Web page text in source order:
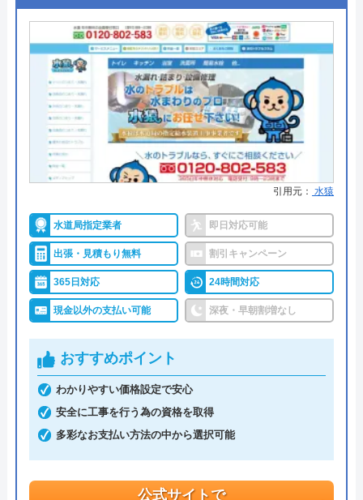
●支払い方法
現金・集金・銀行振込・クレジッ
トカード
●累計実績 ―
●保証・保険 最大5年の保証あり
詳細は公式HPでご確認ください
水の生活トラブル救急車がおすすめの理由
水の生活トラブル救急車は全国40都道府県を対応エ
リアとしており、またトイレやキッチン、お風呂な
ど水まわり設備全般の修理が可能な、誰でも相談し
やすい水道業者です。
水道局指定給水装置工事事業者であり、経験豊富な
熟練スタッフが訪問してくれるため、技術面に関し
ては信頼出来ますし、最短30分での駆けつけや見積
もりは無料の面も加味すると、相見積もりに利用し
たい業者の一つです。
料金詳細を見る
引用元： 水猿
水道局指定業者 即日対応可能
出張・見積もり無料 割引キャンペーン
365日対応 24時間対応
現金以外の支払い可能 深夜・早朝割増なし
おすすめポイント
わかりやすい価格設定で安心
安全に工事を行う為の資格を取得
多彩なお支払い方法の中から選択可能
公式サイトで